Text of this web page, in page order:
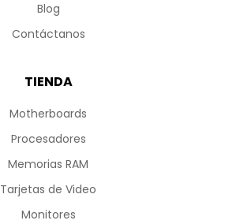
Blog
Contáctanos
TIENDA
Motherboards
Procesadores
Memorias RAM
Tarjetas de Video
Monitores